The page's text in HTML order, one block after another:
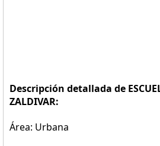
Descripción detallada de
ZALDIVAR:
Área: Urbana